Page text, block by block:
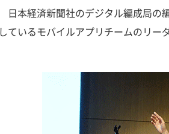
日本経済新聞社のデジタル編成局の
しているモバイルアプリチームのリー